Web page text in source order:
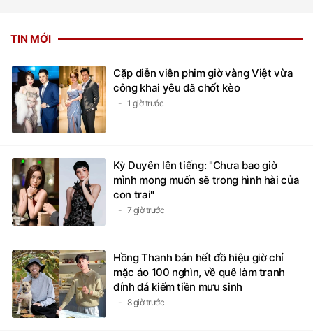
TIN MỚI
Cặp diễn viên phim giờ vàng Việt vừa
công khai yêu đã chốt kèo
1 giờ trước
Kỳ Duyên lên tiếng: "Chưa bao giờ
mình mong muốn sẽ trong hình hài của
con trai"
7 giờ trước
Hồng Thanh bán hết đồ hiệu giờ chỉ
mặc áo 100 nghìn, về quê làm tranh
đính đá kiếm tiền mưu sinh
8 giờ trước